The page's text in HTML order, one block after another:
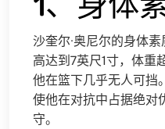
沙奎尔·奥尼尔的身体
高达到7英尺1寸，体
他在篮下几乎无人可挡
使他在对抗中占据绝对
守。